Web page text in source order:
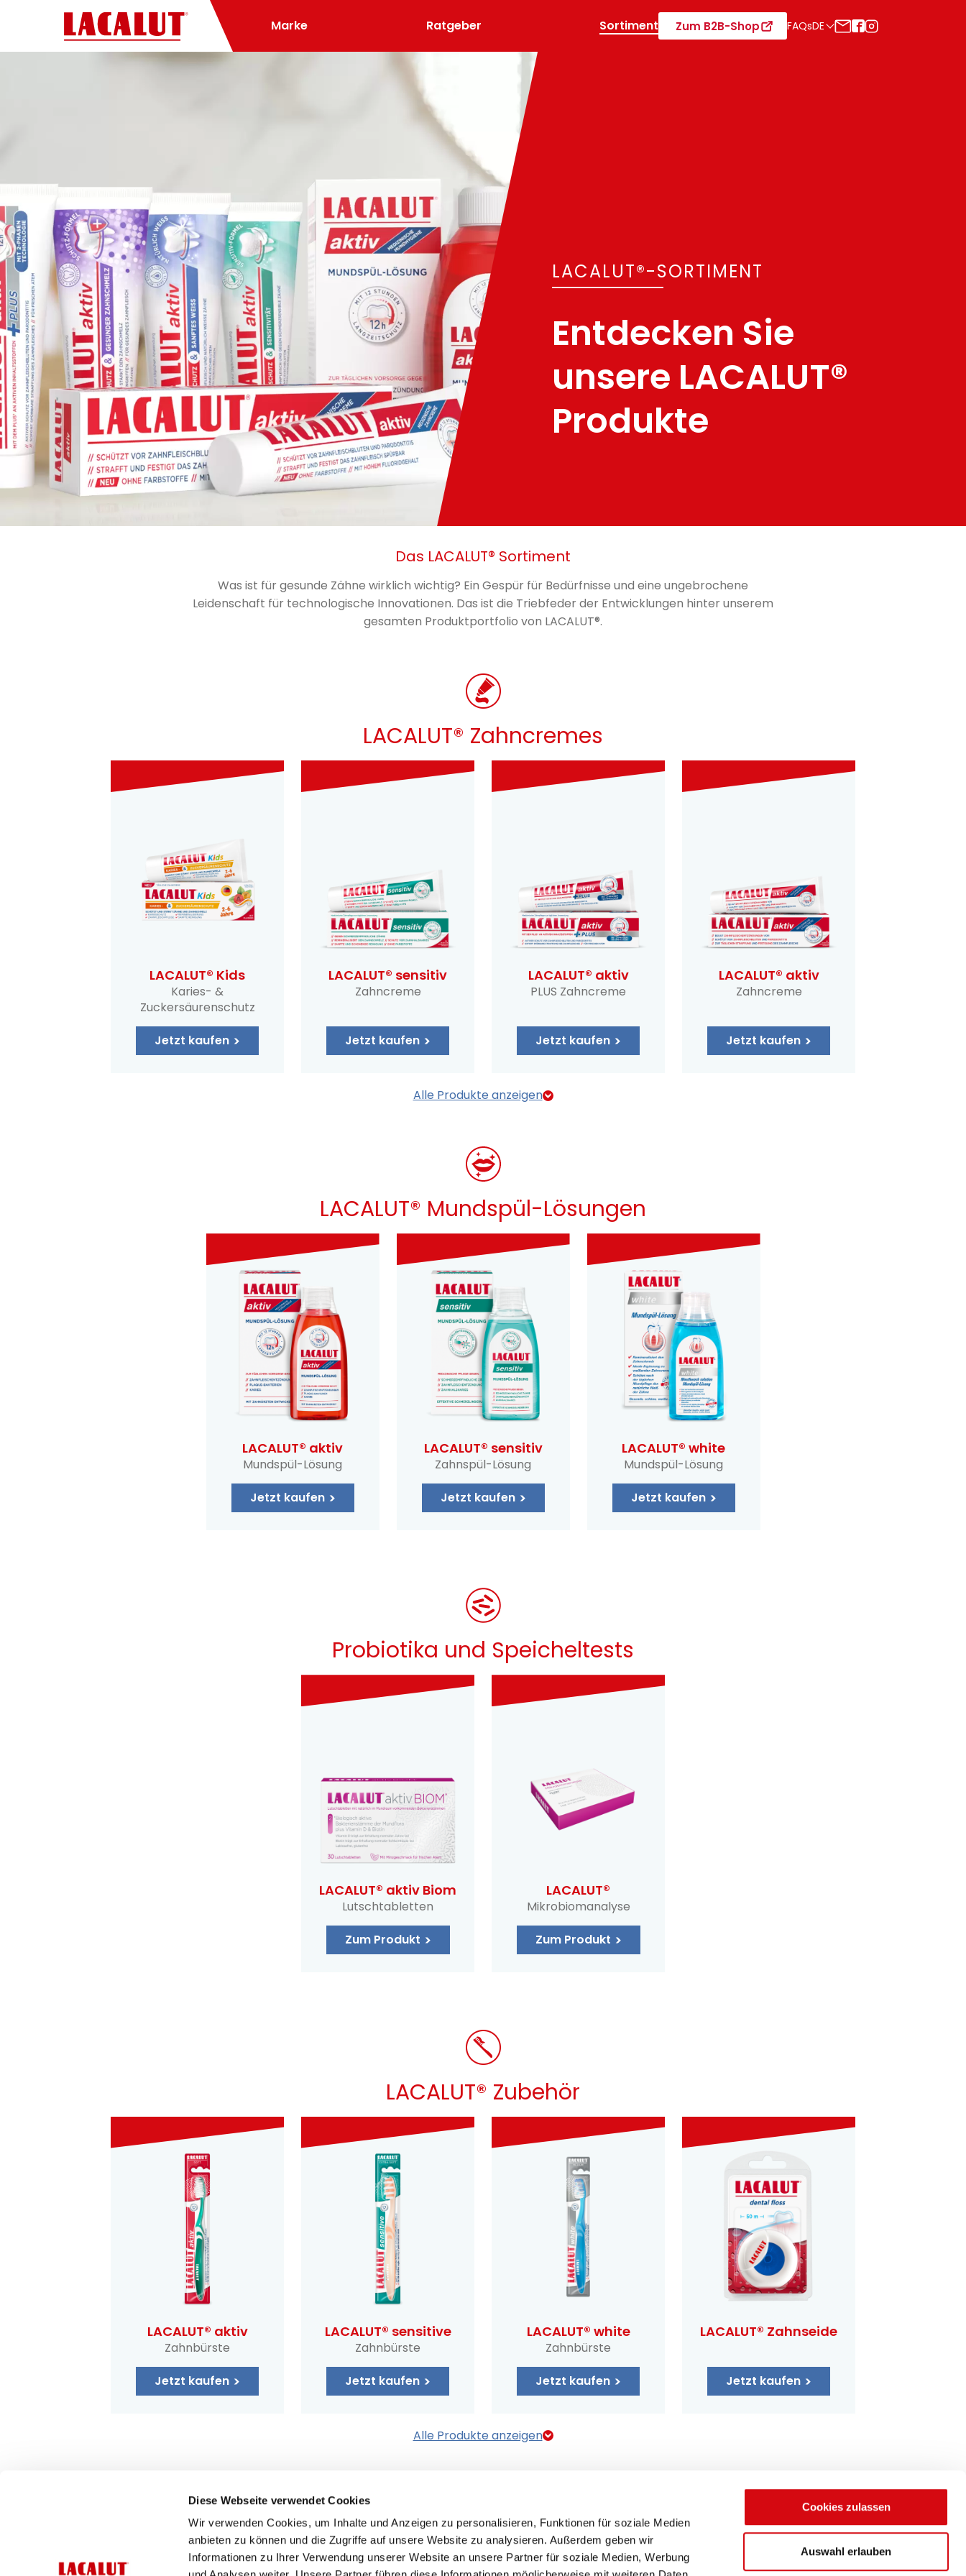
Diese Webseite verwendet Cookies
Wir verwenden Cookies, um Inhalte und Anzeigen zu personalisieren, Funktionen für soziale Medien
anbieten zu können und die Zugriffe auf unsere Website zu analysieren. Außerdem geben wir
Informationen zu Ihrer Verwendung unserer Website an unsere Partner für soziale Medien, Werbung
Cookies zulassen
Auswahl erlauben
Marke Ratgeber Sortiment Zum B2B-Shop FAQsDE
LACALUT®-SORTIMENT
Entdecken Sie
unsere LACALUT®
Produkte
Das LACALUT® Sortiment
Was ist für gesunde Zähne wirklich wichtig? Ein Gespür für Bedürfnisse und eine ungebrochene
Leidenschaft für technologische Innovationen. Das ist die Triebfeder der Entwicklungen hinter unserem
gesamten Produktportfolio von LACALUT®.
LACALUT® Zahncremes
LACALUT® Kids
Karies- &
Zuckersäurenschutz
Jetzt kaufen
LACALUT® sensitiv
Zahncreme
Jetzt kaufen
LACALUT® aktiv
PLUS Zahncreme
Jetzt kaufen
LACALUT® aktiv
Zahncreme
Jetzt kaufen
Alle Produkte anzeigen
LACALUT® Mundspül-Lösungen
LACALUT® aktiv
Mundspül-Lösung
Jetzt kaufen
LACALUT® sensitiv
Zahnspül-Lösung
Jetzt kaufen
LACALUT® white
Mundspül-Lösung
Jetzt kaufen
Probiotika und Speicheltests
LACALUT® aktiv Biom
Lutschtabletten
Zum Produkt
LACALUT®
Mikrobiomanalyse
Zum Produkt
LACALUT® Zubehör
LACALUT® aktiv
Zahnbürste
Jetzt kaufen
LACALUT® sensitive
Zahnbürste
Jetzt kaufen
LACALUT® white
Zahnbürste
Jetzt kaufen
LACALUT® Zahnseide
Jetzt kaufen
Alle Produkte anzeigen